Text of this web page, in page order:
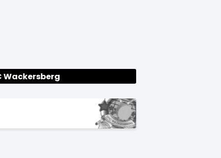
Wackersberg